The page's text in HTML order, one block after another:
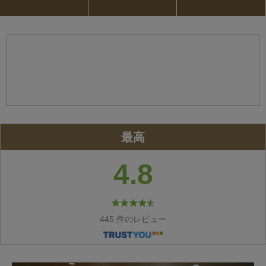
最高
4.8
445 件のレビュー